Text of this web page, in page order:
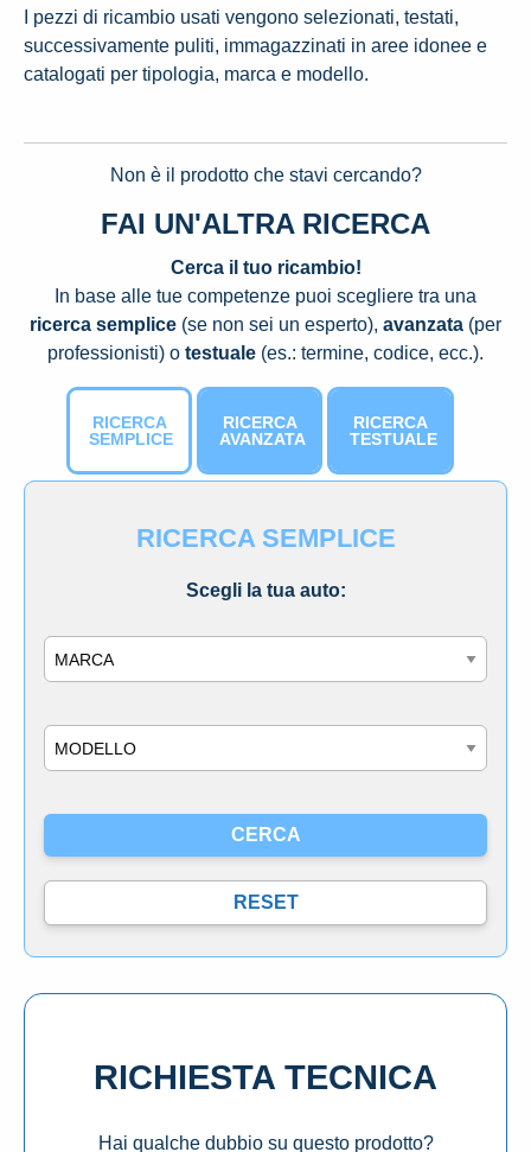
I pezzi di ricambio usati vengono selezionati, testati,
successivamente puliti, immagazzinati in aree idonee e
catalogati per tipologia, marca e modello.
Non è il prodotto che stavi cercando?
FAI UN'ALTRA RICERCA
Cerca il tuo ricambio!
In base alle tue competenze puoi scegliere tra una
ricerca semplice (se non sei un esperto), avanzata (per
professionisti) o testuale (es.: termine, codice, ecc.).
RICERCA
SEMPLICE
RICERCA
AVANZATA
RICERCA
TESTUALE
RICERCA SEMPLICE
Scegli la tua auto:
RICHIESTA TECNICA
Hai qualche dubbio su questo prodotto?